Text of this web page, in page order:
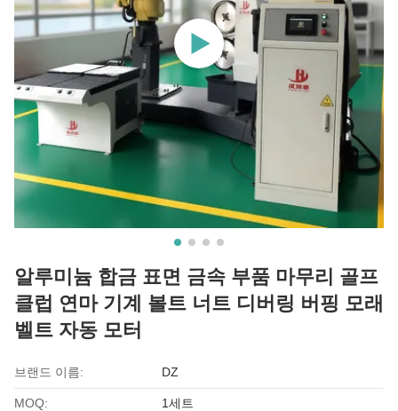
알루미늄 합금 표면 금속 부품 마무리 골프
클럽 연마 기계 볼트 너트 디버링 버핑 모래
벨트 자동 모터
브랜드 이름: DZ
MOQ: 1세트